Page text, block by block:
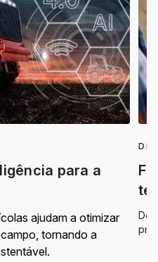
para a
ajudam a otimizar
tornando a